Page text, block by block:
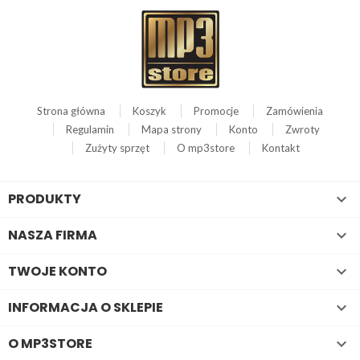
Strona główna Koszyk Promocje
Zamówienia
Regulamin
Mapa strony Konto
Zwroty
Zużyty sprzęt
O mp3store Kontakt
PRODUKTY 
NASZA FIRMA 
TWOJE KONTO 
INFORMACJA O SKLEPIE 
O MP3STORE 